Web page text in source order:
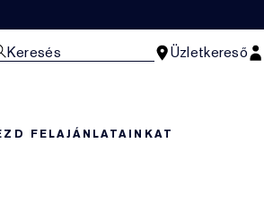
Keresés Üzletkereső
FELAJÁNLATAINKAT